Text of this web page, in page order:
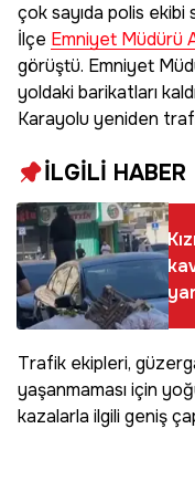
çok sayıda polis
İlçe Emniyet Müdürü
görüştü. Emniyet
yoldaki barikatları
Karayolu yeniden
İLGİLİ HABER
Trafik ekipleri,
yaşanmaması için
kazalarla ilgili geniş